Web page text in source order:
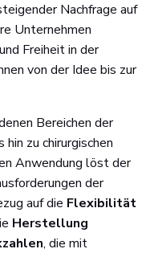
Nachfrage auf
Unternehmen
Freiheit in der
von der Idee bis zur
Bereichen der
zu chirurgischen
Anwendung löst der
der
auf die Flexibilität
Herstellung
, die mit